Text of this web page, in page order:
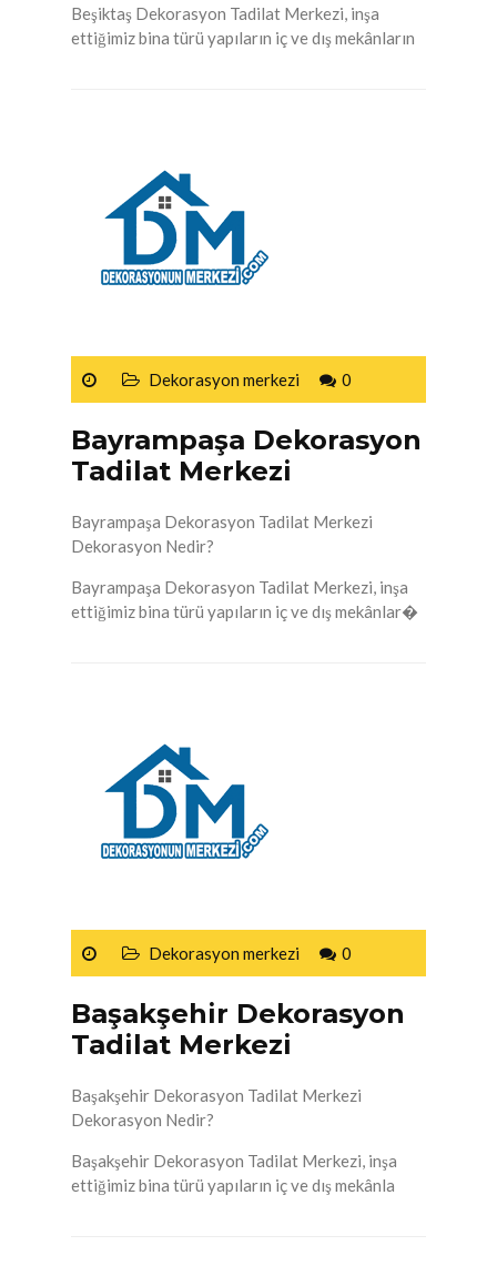
Beşiktaş Dekorasyon Tadilat Merkezi, inşa
ettiğimiz bina türü yapıların iç ve dış mekânların
Dekorasyon merkezi 0
Bayrampaşa Dekorasyon
Tadilat Merkezi
Bayrampaşa Dekorasyon Tadilat Merkezi
Dekorasyon Nedir?
Bayrampaşa Dekorasyon Tadilat Merkezi, inşa
ettiğimiz bina türü yapıların iç ve dış mekânlar�
Dekorasyon merkezi 0
Başakşehir Dekorasyon
Tadilat Merkezi
Başakşehir Dekorasyon Tadilat Merkezi
Dekorasyon Nedir?
Başakşehir Dekorasyon Tadilat Merkezi, inşa
ettiğimiz bina türü yapıların iç ve dış mekânla